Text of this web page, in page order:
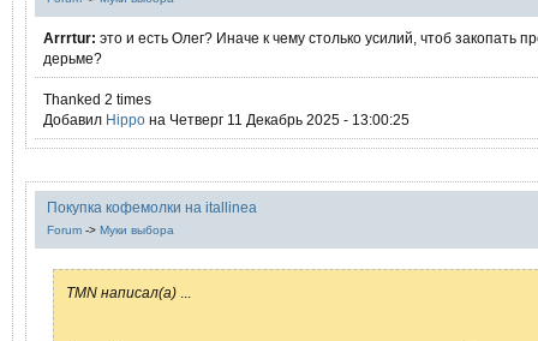
Arrrtur: это и есть Олег? Иначе к чему столько усилий, чтоб закопать
дерьме?
Thanked 2 times
Добавил Hippo на Четверг 11 Декабрь 2025 - 13:00:25
Покупка кофемолки на itallinea
Forum -> Муки выбора
TMN написал(а)